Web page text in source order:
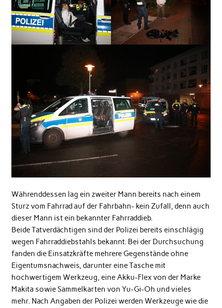
Währenddessen lag ein zweiter Mann bereits nach einem
Sturz vom Fahrrad auf der Fahrbahn- kein Zufall, denn auch
dieser Mann ist ein bekannter Fahrraddieb.
Beide Tatverdächtigen sind der Polizei bereits einschlägig
wegen Fahrraddiebstahls bekannt. Bei der Durchsuchung
fanden die Einsatzkräfte mehrere Gegenstände ohne
Eigentumsnachweis, darunter eine Tasche mit
hochwertigem Werkzeug, eine Akku-Flex von der Marke
Makita sowie Sammelkarten von Yu-Gi-Oh und vieles
mehr. Nach Angaben der Polizei werden Werkzeuge wie die